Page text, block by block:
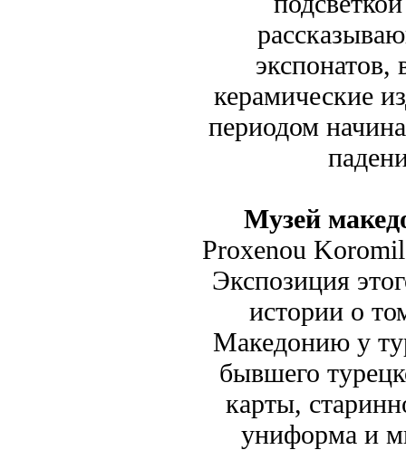
керамические
периодом
Музей
Proxenou
Экспозиция
истории о
Македонию у
бывшего
карты,
униформа и